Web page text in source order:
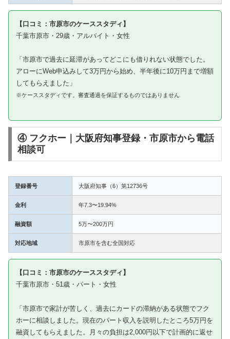
【口コミ：市原市のケーススタディ】
千葉市原市・29歳・アルバイト・女性
「市原市で過去に延滞があってどこにも借りれない状態でした。
アローにWeb申込みして3万円から始め、半年後に10万円まで増額
してもらえました」
※ケーススタディです。審査通過を保証するものではありません
④ フクホー｜大阪府知事登録・市原市から電話
相談可
登録番号 大阪府知事（6）第12736号
金利 年7.3〜19.94%
融資額 5万〜200万円
対応地域 市原市を含む全国対応
【口コミ：市原市のケーススタディ】
千葉市原市・51歳・パート・女性
「市原市で家計が苦しく、過去にカードの滞納がある状態でフク
ホーに相談しました。現在のパート収入を説明したところ5万円を
融資してもらえました。月々の負担は2,000円以下で計画的に返せ